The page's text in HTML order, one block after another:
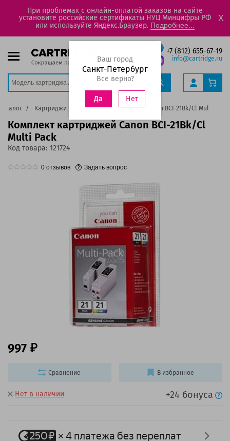
При проблемах с онлайн-оплатой заказов на сайте
установите российские сертификаты НУЦ Минцифры РФ
или используйте Яндекс.Браузер. Подробнее...
X
+7 (812) 655-67-19
info@cartridge.ru
Ваш город
Санкт-Петербург
Все верно?
Да Нет
Картриджи Комплект картриджей Canon BCI-21Bk/Cl Multi Pack
Комплект картриджей Canon BCI-21Bk/Cl
Multi Pack
Код товара: 121724
0 отзывов Задать вопрос
Нет в наличии +24 бонуса
997
Сравнение В избранное